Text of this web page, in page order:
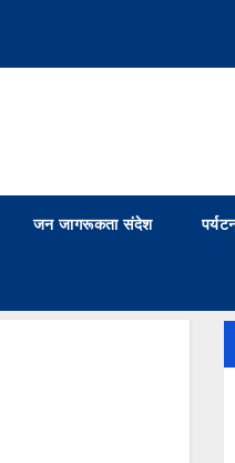
जन जागरूकता संदेश